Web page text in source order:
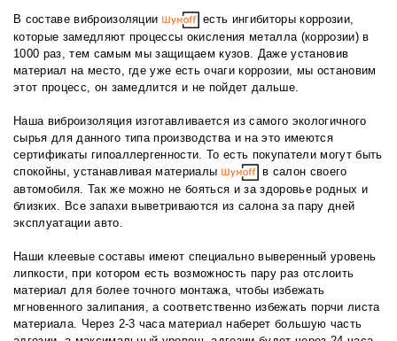
В составе виброизоляции
есть ингибиторы коррозии,
которые замедляют процессы окисления металла (коррозии) в
1000 раз, тем самым мы защищаем кузов. Даже установив
материал на место, где уже есть очаги коррозии, мы остановим
этот процесс, он замедлится и не пойдет дальше.
Наша виброизоляция изготавливается из самого экологичного
сырья для данного типа производства и на это имеются
сертификаты гипоаллергенности. То есть покупатели могут быть
спокойны, устанавливая материалы
в салон своего
автомобиля. Так же можно не бояться и за здоровье родных и
близких. Все запахи выветриваются из салона за пару дней
эксплуатации авто.
Наши клеевые составы имеют специально выверенный уровень
липкости, при котором есть возможность пару раз отслоить
материал для более точного монтажа, чтобы избежать
мгновенного залипания, а соответственно избежать порчи листа
материала. Через 2-3 часа материал наберет большую часть